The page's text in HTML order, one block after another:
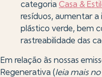
categoria Casa &
resíduos, aumentar
plástico verde, bem
rastreabilidade das
Em relação às nossas
Regenerativa (leia mais